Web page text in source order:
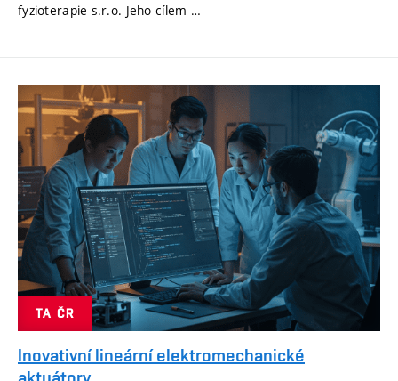
fyzioterapie s.r.o. Jeho cílem …
TA ČR
Inovativní lineární elektromechanické